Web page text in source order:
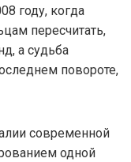
году, когда
пересчитать,
а судьба
повороте,
современной
одной